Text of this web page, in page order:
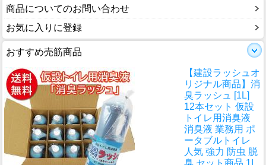
商品についてのお問い合わせ
お気に入りに登録
おすすめ売筋商品
【建設ラッシュオ
リジナル商品】消
臭ラッシュ [1L]
12本セット 仮設
トイレ用消臭液
消臭液 業務用 ポ
ータブルトイレ
人気 強力 防虫 脱
臭 セット商品 1L